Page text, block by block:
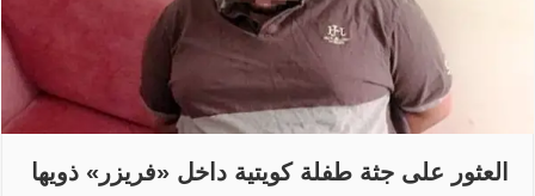
العثور على جثة طفلة كويتية داخل «فريزر» ذويها